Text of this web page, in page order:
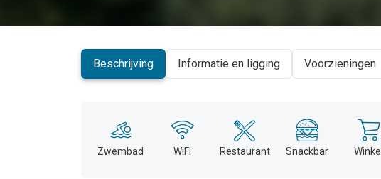
Beschrijving Informatie en ligging Voorzieningen
Zwembad WiFi Restaurant Snackbar Winkel